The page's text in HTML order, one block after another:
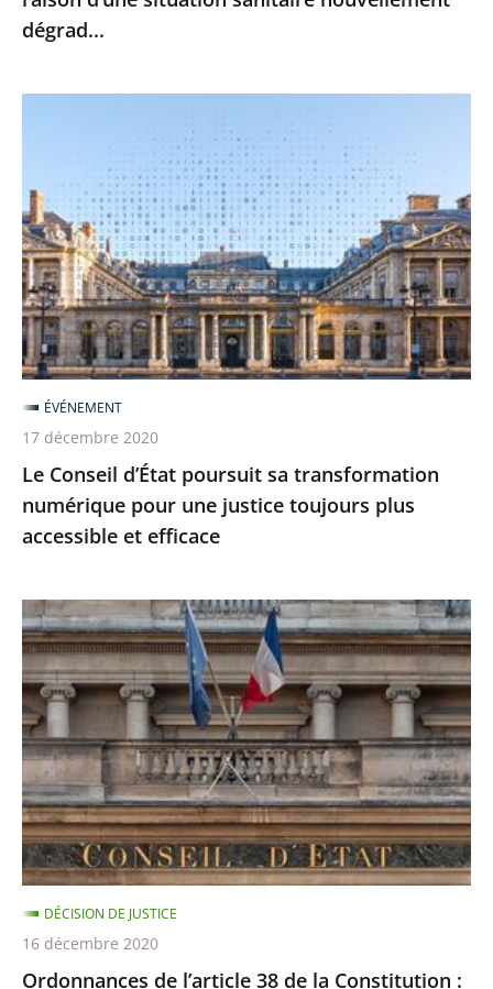
en
d’une
nouvellement
dégrad...
dégrad...
poursuit
sa
transformation
numérique
pour
une
justice
toujours
plus
accessible
et
efficace
Le Conseil d’État poursuit sa transformation
numérique pour une justice toujours plus
accessible et efficace
ÉVÉNEMENT
17 décembre 2020
Ordonnances
de
l’article
38
de
la
Constitution
:
le
Conseil
d’État
précise
le
Ordonnances de l’article 38 de la Constitution :
DÉCISION DE JUSTICE
16 décembre 2020